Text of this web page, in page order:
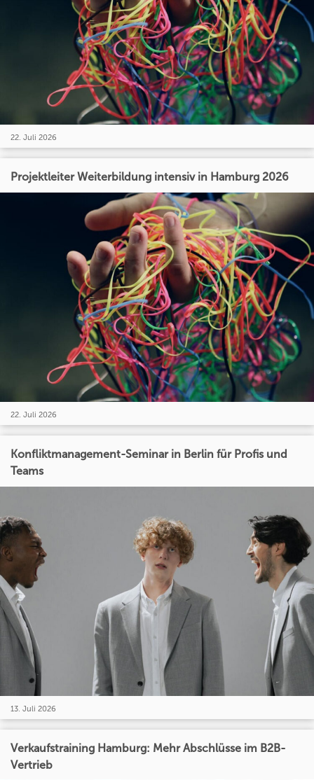
22. Juli 2026
Projektleiter Weiterbildung intensiv in Hamburg 2026
22. Juli 2026
Konfliktmanagement-Seminar in Berlin für Profis und
Teams
13. Juli 2026
Verkaufstraining Hamburg: Mehr Abschlüsse im B2B-
Vertrieb